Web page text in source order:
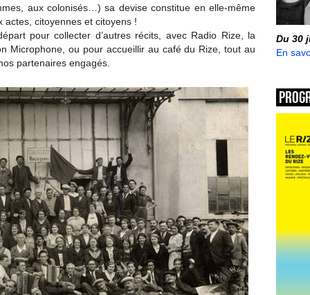
aux colonisés…) sa devise constitue en elle-même
citoyennes et citoyens !
pour collecter d’autres récits, avec Radio Rize, la
Microphone, ou pour accueillir au café du Rize, tout au
partenaires engagés.
Du 30
En